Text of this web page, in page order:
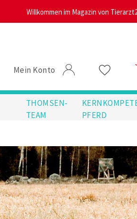
Willkommen im Magazin von
Mein Konto
THOMSEN-
TEAM
PFERD